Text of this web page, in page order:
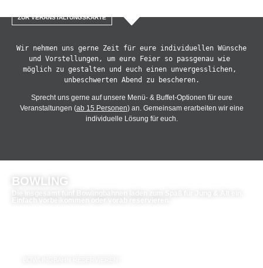
ZUR VERANSTALTUNGSKARTE
Wir nehmen uns gerne Zeit für eure individuellen Wünsche
und Vorstellungen, um eure Feier so passgenau wie
möglich zu gestalten und euch einen unvergesslichen,
unbeschwerten Abend zu bescheren.
Sprecht uns gerne auf unsere Menü- & Buffet-Optionen für eure
Veranstaltungen (ab 15 Personen) an. Gemeinsam erarbeiten wir eine
individuelle Lösung für euch.
BOWLING
Die insgesamt fünf Bowlingbahnen laden zum Spaß für Jung & Alt ein.
Einfach vorbeikommen oder vorab reservieren.